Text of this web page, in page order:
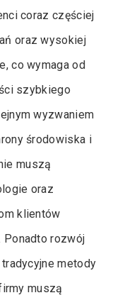
coraz częściej
oraz wysokiej
co wymaga od
szybkiego
wyzwaniem
środowiska i
muszą
oraz
klientów
Ponadto rozwój
metody
muszą